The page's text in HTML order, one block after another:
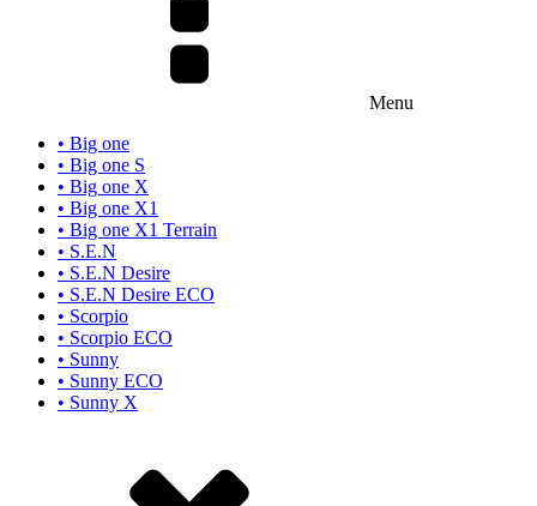
Menu
• Big one
• Big one S
• Big one X
• Big one X1
• Big one X1 Terrain
• S.E.N
• S.E.N Desire
• S.E.N Desire ECO
• Scorpio
• Scorpio ECO
• Sunny
• Sunny ECO
• Sunny X